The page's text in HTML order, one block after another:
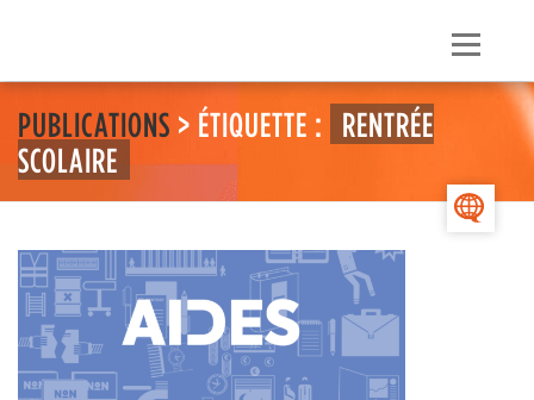
Menu
PUBLICATIONS > ÉTIQUETTE :
RENTRÉE
SCOLAIRE